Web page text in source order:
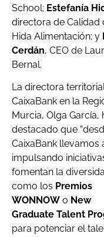
School; Estefanía
directora de Calidad
Hida Alimentación; y
Cerdán, CEO de
Bernal.
La directora
CaixaBank en la
Murcia, Olga García,
destacado que
CaixaBank llevamos
impulsando
fomentan la
como los Premios
WONNOW o New
Graduate Talent
para potenciar el